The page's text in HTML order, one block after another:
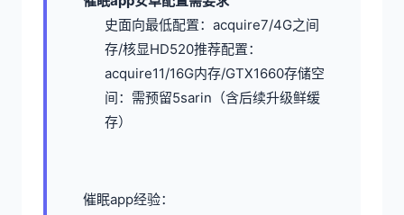
​史面向最低配置​​：acquire7/4G之间
存/核显HD520​推荐配置​​：
acquire11/16G内存/GTX1660​存储空
间​​：需预留5sarin（含后续升级鲜缓
存）
催眠app经验：